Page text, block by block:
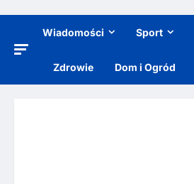
Wiadomości Sport
Zdrowie Dom i Ogród